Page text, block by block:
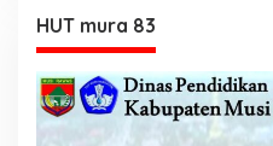
HUT mura 83